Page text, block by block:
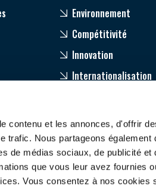
contenu et les annonces, d'offrir
trafic. Nous partageons également
de médias sociaux, de publicité et
que vous leur avez fournies
Vous consentez à nos cookies
Environnement
Compétitivité
Innovation
Internationalisation